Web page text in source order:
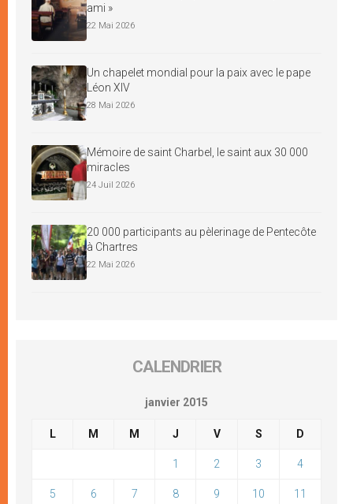
ami »
22 Mai 2026
Un chapelet mondial pour la paix avec le pape
Léon XIV
28 Mai 2026
Mémoire de saint Charbel, le saint aux 30 000
miracles
24 Juil 2026
20 000 participants au pèlerinage de Pentecôte
à Chartres
22 Mai 2026
CALENDRIER
janvier 2015
L M M J V S D
1 2 3 4
5 6 7 8 9 10 11